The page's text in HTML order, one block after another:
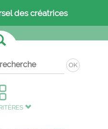
des créatrices
OK